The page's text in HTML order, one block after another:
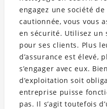
engagez une société
cautionnée, vous vous
en sécurité. Utilisez un
pour ses clients. Plus
d’assurance est élevé,
s’engager avec eux.
d’exploitation soit
entreprise puisse
pas. Il s’agit toutefois